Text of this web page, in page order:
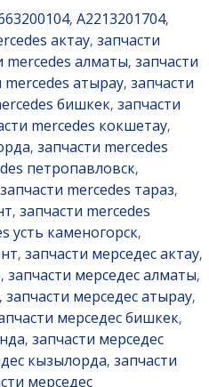
, A2213201704,
актау, запчасти
mercedes алматы, запчасти
mercedes атырау, запчасти
бишкек, запчасти
mercedes кокшетау,
, запчасти mercedes
петропавловск,
запчасти mercedes тараз,
, запчасти mercedes
усть каменогорск,
, запчасти мерседес актау,
, запчасти мерседес алматы,
, запчасти мерседес атырау,
мерседес бишкек,
, запчасти мерседес
кызылорда, запчасти
мерседес